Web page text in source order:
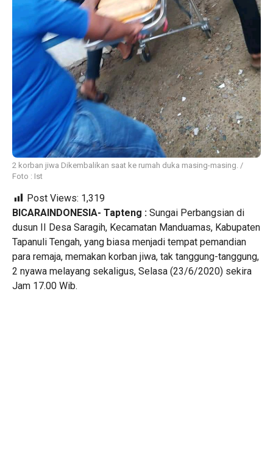
2 korban jiwa Dikembalikan saat ke rumah duka masing-masing. /
Foto : Ist
Post Views: 1,319
BICARAINDONESIA- Tapteng : Sungai Perbangsian di
dusun II Desa Saragih, Kecamatan Manduamas, Kabupaten
Tapanuli Tengah, yang biasa menjadi tempat pemandian
para remaja, memakan korban jiwa, tak tanggung-tanggung,
2 nyawa melayang sekaligus, Selasa (23/6/2020) sekira
Jam 17.00 Wib.